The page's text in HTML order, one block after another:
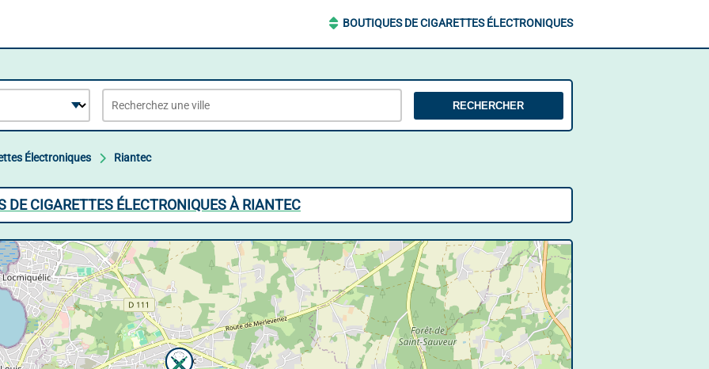
BOUTIQUES DE CIGARETTES ÉLECTRONIQUES
RECHERCHER
Électroniques Riantec
DE CIGARETTES ÉLECTRONIQUES À RIANTEC